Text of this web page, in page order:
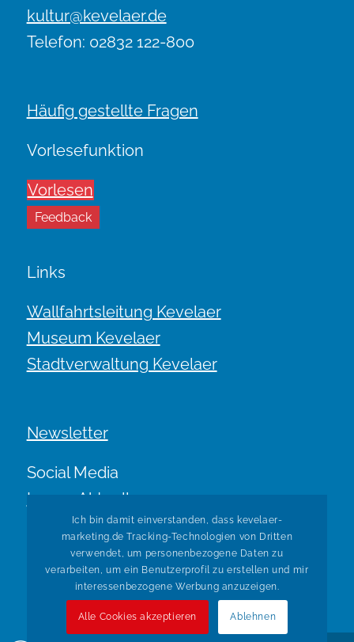
kultur@kevelaer.de
Telefon: 02832 122-800
Häufig gestellte Fragen
Vorlesefunktion
Vorlesen
Feedback
Links
Wallfahrtsleitung Kevelaer
Museum Kevelaer
Stadtverwaltung Kevelaer
Newsletter
Social Media
Immer Aktuell.
Ich bin damit einverstanden, dass kevelaer-
marketing.de Tracking-Technologien von Dritten
verwendet, um personenbezogene Daten zu
verarbeiten, um ein Benutzerprofil zu erstellen und mir
interessenbezogene Werbung anzuzeigen.
Alle Cookies akzeptieren Ablehnen